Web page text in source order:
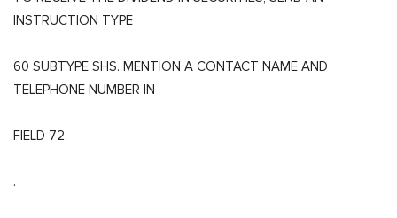
INSTRUCTION TYPE
60 SUBTYPE SHS. MENTION A CONTACT NAME AND
TELEPHONE NUMBER IN
FIELD 72.
.